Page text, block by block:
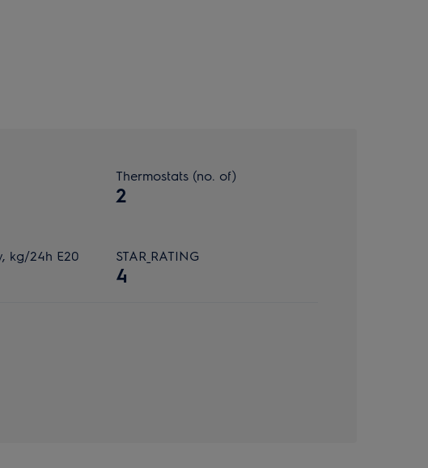
Thermostats (no. of)
2
kg/24h E20 STAR_RATING
4